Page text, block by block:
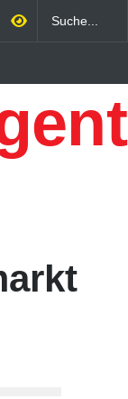
digitalen Zeitalter:
Unternehmen
wachsen lässt